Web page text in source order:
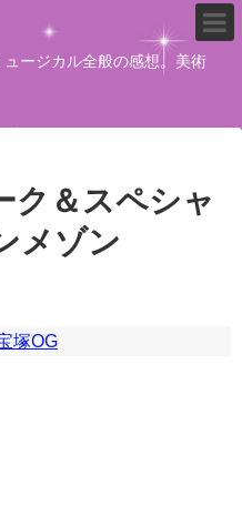
ージカル全般の感想。美術
ク＆スペシャ
メゾン
塚OG